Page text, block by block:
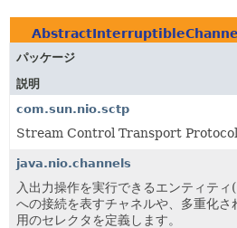
ツリー
新規
非推奨
索引
ヘルプ
パッケージ
説明
com.sun.nio.sctp
Stream Control Transport Protocol
java.nio.channels
入出力操作を実行できるエンティテ
への接続を表すチャネルや、多重化
用のセレクタを定義します。